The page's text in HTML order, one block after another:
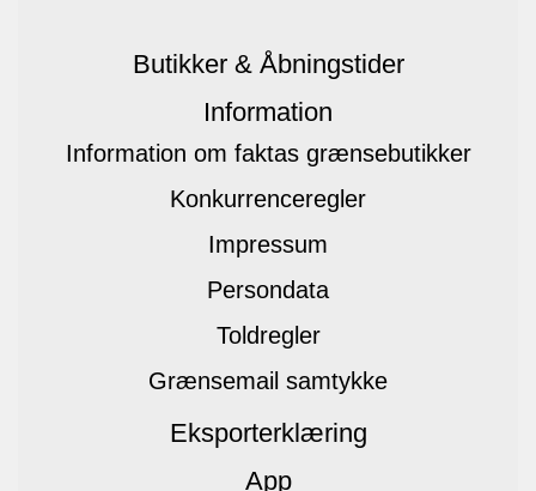
Butikker & Åbningstider
Information
Information om faktas grænsebutikker
Konkurrenceregler
Impressum
Persondata
Toldregler
Grænsemail samtykke
Eksporterklæring
App